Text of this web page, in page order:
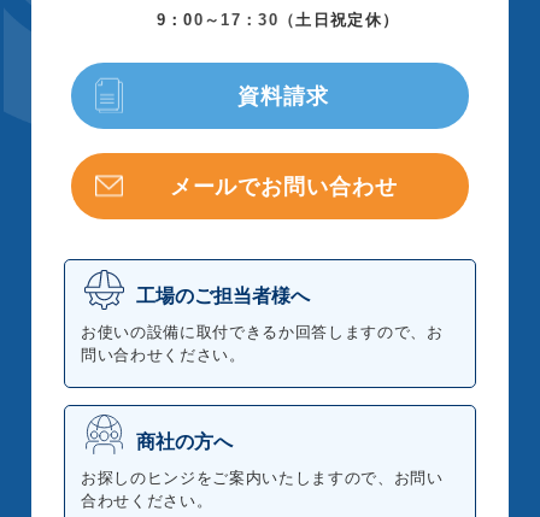
9：00～17：30（土日祝定休）
資料請求
メールでお問い合わせ
工場のご担当者様へ
お使いの設備に取付できるか回答しますので、お
問い合わせください。
商社の方へ
お探しのヒンジをご案内いたしますので、お問い
合わせください。